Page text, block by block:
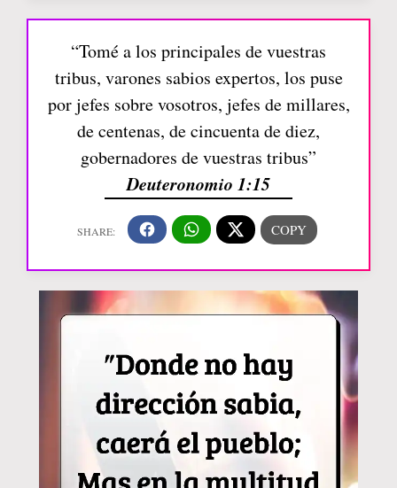
“Tomé a los principales de vuestras
tribus, varones sabios expertos, los puse
por jefes sobre vosotros, jefes de millares,
de centenas, de cincuenta de diez,
gobernadores de vuestras tribus”
Deuteronomio 1:15